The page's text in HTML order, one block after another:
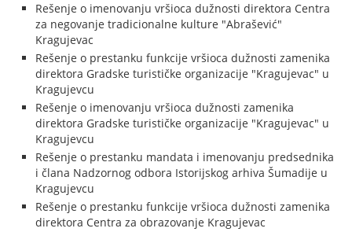
Rešenje o imenovanju vršioca dužnosti direktora Centra
za negovanje tradicionalne kulture "Abrašević"
Kragujevac
Rešenje o prestanku funkcije vršioca dužnosti zamenika
direktora Gradske turističke organizacije "Kragujevac" u
Kragujevcu
Rešenje o imenovanju vršioca dužnosti zamenika
direktora Gradske turističke organizacije "Kragujevac" u
Kragujevcu
Rešenje o prestanku mandata i imenovanju predsednika
i člana Nadzornog odbora Istorijskog arhiva Šumadije u
Kragujevcu
Rešenje o prestanku funkcije vršioca dužnosti zamenika
direktora Centra za obrazovanje Kragujevac